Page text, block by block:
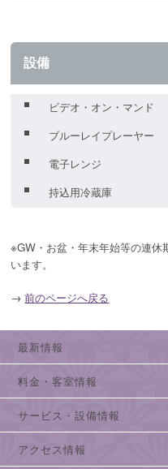
設備
ビデオ・オン・マンド
ブルーレイプレーヤー
電子レンジ
持込用冷蔵庫
※GW・お盆・年末年始等の連休
います。
→ 前のページへ戻る
最新情報
料金・客室情報
サービス・設備情報
アクセス情報